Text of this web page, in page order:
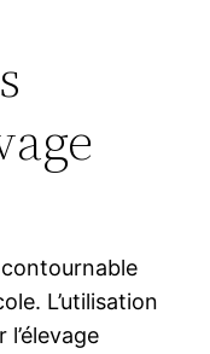
L’utilisation